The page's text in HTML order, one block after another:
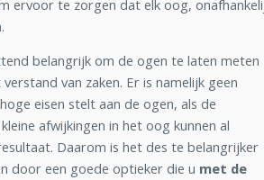
ervoor te zorgen dat elk oog,
belangrijk om de ogen te laten meten
van zaken. Er is namelijk geen
eisen stelt aan de ogen, als de
afwijkingen in het oog kunnen al
Daarom is het des te belangrijker
door een goede optieker die u met de